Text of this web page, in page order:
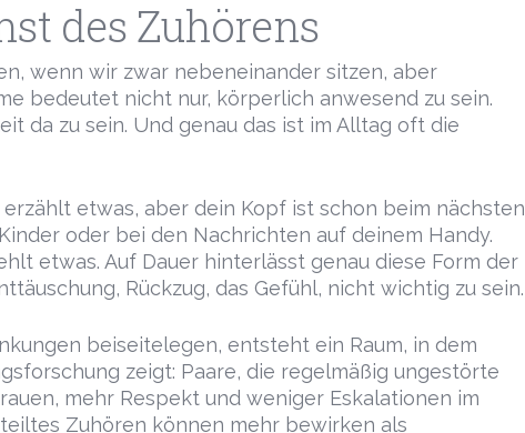
des Zuhörens
wenn wir zwar nebeneinander sitzen, aber
bedeutet nicht nur, körperlich anwesend zu sein.
da zu sein. Und genau das ist im Alltag oft die
etwas, aber dein Kopf ist schon beim nächsten
oder bei den Nachrichten auf deinem Handy.
etwas. Auf Dauer hinterlässt genau diese Form der
Rückzug, das Gefühl, nicht wichtig zu sein.
beiseitelegen, entsteht ein Raum, in dem
zeigt: Paare, die regelmäßig ungestörte
mehr Respekt und weniger Eskalationen im
Zuhören können mehr bewirken als